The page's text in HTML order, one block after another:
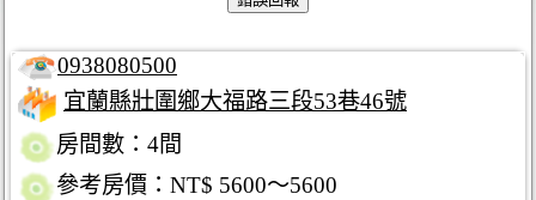
0938080500
宜蘭縣壯圍鄉大福路三段53巷46號
房間數：4間
參考房價：NT$ 5600～5600